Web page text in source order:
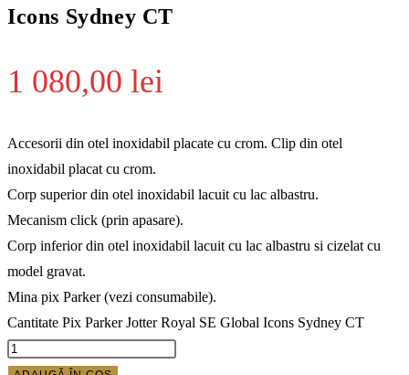
Icons Sydney CT
1 080,00 lei
Accesorii din otel inoxidabil placate cu crom. Clip din otel
inoxidabil placat cu crom.
Corp superior din otel inoxidabil lacuit cu lac albastru.
Mecanism click (prin apasare).
Corp inferior din otel inoxidabil lacuit cu lac albastru si cizelat cu
model gravat.
Mina pix Parker (vezi consumabile).
Cantitate Pix Parker Jotter Royal SE Global Icons Sydney CT